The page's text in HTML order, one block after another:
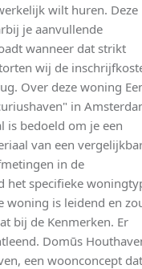
wilt huren. Deze
je aanvullende
wanneer dat strikt
wij de
Over deze woning
in
is bedoeld om je een
van een
in de
het specifieke
woning is leidend en
bij de Kenmerken. Er
Domūs
een woonconcept dat